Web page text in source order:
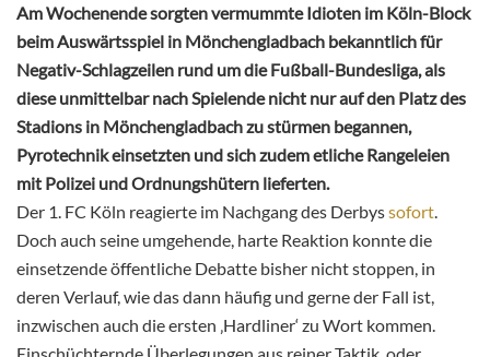
Am Wochenende sorgten vermummte Idioten im Köln-Block
beim Auswärtsspiel in Mönchengladbach bekanntlich für
Negativ-Schlagzeilen rund um die Fußball-Bundesliga, als
diese unmittelbar nach Spielende nicht nur auf den Platz des
Stadions in Mönchengladbach zu stürmen begannen,
Pyrotechnik einsetzten und sich zudem etliche Rangeleien
mit Polizei und Ordnungshütern lieferten.
Der 1. FC Köln reagierte im Nachgang des Derbyssofort.
Doch auch seine umgehende, harte Reaktion konnte die
einsetzende öffentliche Debatte bisher nicht stoppen, in
deren Verlauf, wie das dann häufig und gerne der Fall ist,
inzwischen auch die ersten ‚Hardliner‘ zu Wort kommen.